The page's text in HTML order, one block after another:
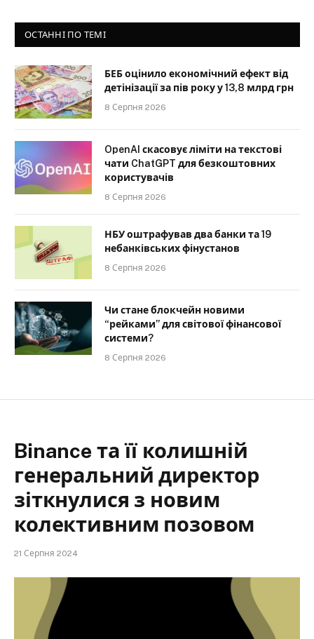
ОСТАННІ ПО ТЕМІ
БЕБ оцінило економічний ефект від
детінізації за пів року у 13,8 млрд грн
8 Серпня 2026
OpenAI скасовує ліміти на текстові
чати ChatGPT для безкоштовних
користувачів
8 Серпня 2026
НБУ оштрафував два банки та 19
небанківських фінустанов
8 Серпня 2026
Чи стане блокчейн новими
“рейками” для світової фінансової
системи?
8 Серпня 2026
Binance та її колишній
генеральний директор
зіткнулися з новим
колективним позовом
21 Серпня 2024